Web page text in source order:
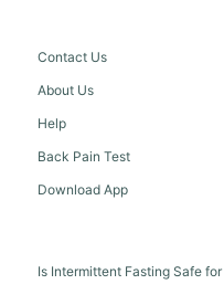
Contact Us
About Us
Help
Back Pain Test
Download App
Is Intermittent Fasting Safe